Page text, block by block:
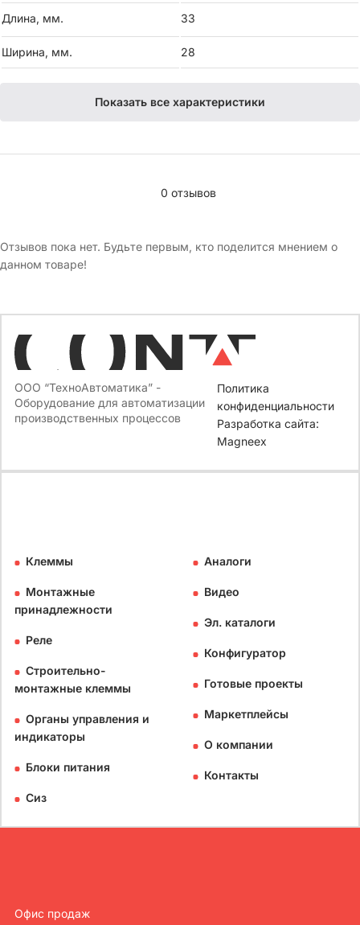
Длина, мм. 33
Ширина, мм. 28
Показать все характеристики
0 отзывов
Отзывов пока нет. Будьте первым, кто поделится мнением о
данном товаре!
ООО “ТехноАвтоматика” -
Оборудование для автоматизации
производственных процессов
Политика
конфиденциальности
Разработка сайта:
Magneex
Клеммы
Монтажные
принадлежности
Реле
Строительно-
монтажные клеммы
Органы управления и
индикаторы
Блоки питания
Сиз
Аналоги
Видео
Эл. каталоги
Конфигуратор
Готовые проекты
Маркетплейсы
О компании
Контакты
Офис продаж